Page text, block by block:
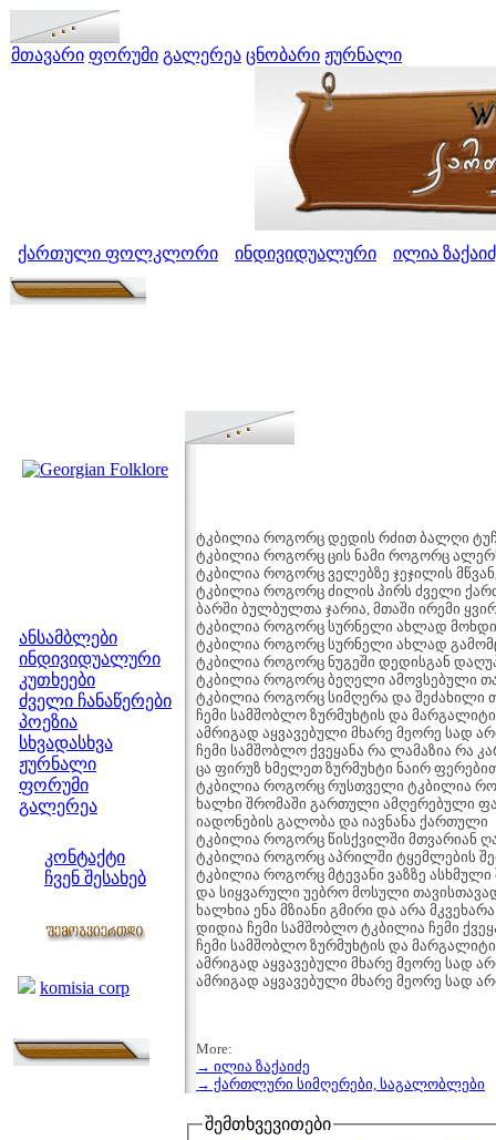
მთავარი ფორუმი გალერეა ცნობარი ჟურნალი
ქართული ფოლკლორი ინდივიდუალური ილია
ანსამბლები
ინდივიდუალური
კუთხეები
ძველი ჩანაწერები
პოეზია
სხვადასხვა
ჟურნალი
ფორუმი
გალერეა
კონტაქტი
ჩვენ შესახებ
komisia corp
ტკბილია როგორც დედის რძით ბალღი
ტკბილია როგორც ცის ნამი როგორც
ტკბილია როგორც ველებზე ჯეჯილის
ტკბილია როგორც ძილის პირს ძველი
ბარში ბულბულთა ჯარია, მთაში ირემი
ტკბილია როგორც სურნელი ახლად
ტკბილია როგორც სურნელი ახლად
ტკბილია როგორც ნუგეში დედისგან
ტკბილია როგორც ბეღელი ამოვსებული
ტკბილია როგორც სიმღერა და შეძახილი
ჩემი სამშობლო ზურმუხტის და
ამრიგად აყვავებული მხარე მეორე სად
ჩემი სამშობლო ქვეყანა რა ლამაზია რა
ცა ფირუზ ხმელეთ ზურმუხტი ნაირ
ტკბილია როგორც რუსთველი ტკბილია
ხალხი შრომაში გართული ამღერებული
იადონების გალობა და იავნანა ქართული
ტკბილია როგორც წისქვილში მთვარიან
ტკბილია როგორც აპრილში ტყემლების
ტკბილია როგორც მტევანი ვაზზე ასხმული
და სიყვარული უებრო მოსული
ხალხია ენა მზიანი გმირი და არა მკვეხარა
დიდია ჩემი სამშობლო ტკბილია ჩემი
ჩემი სამშობლო ზურმუხტის და
ამრიგად აყვავებული მხარე მეორე სად
ამრიგად აყვავებული მხარე მეორე სად
More:
→ ილია ზაქაიძე
→ ქართლური სიმღერები, საგალობლები
შემთხვევითები